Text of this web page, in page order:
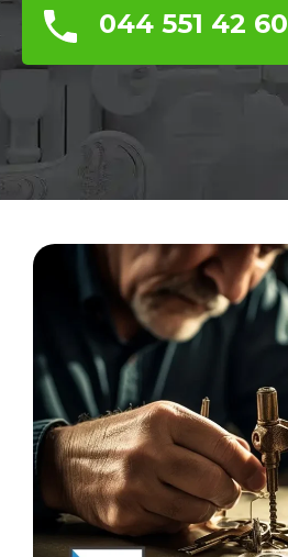
044 551 42 60